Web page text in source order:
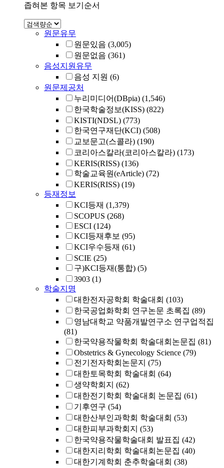
좁혀본 항목 보기순서
원문유무
원문있음 (3,005)
원문없음 (361)
음성지원유무
음성 지원 (6)
원문제공처
누리미디어(DBpia) (1,546)
한국학술정보(KISS) (822)
KISTI(NDSL) (773)
한국연구재단(KCI) (508)
교보문고(스콜라) (190)
코리아스칼라(코리아스칼라) (173)
KERIS(RISS) (136)
학술교육원(eArticle) (72)
KERIS(RISS) (19)
등재정보
KCI등재 (1,379)
SCOPUS (268)
ESCI (124)
KCI등재후보 (95)
KCI우수등재 (61)
SCIE (25)
구)KCI등재(통합) (5)
3903 (1)
학술지명
대한전자공학회 학술대회 (103)
한국공업화학회 연구논문 초록집 (89)
영남대학교 약품개발연구소 연구업적집
(81)
한국약용작물학회 학술대회논문집 (81)
Obstetrics & Gynecology Science (79)
전기전자학회논문지 (75)
대한토목학회 학술대회 (64)
생약학회지 (62)
대한전기학회 학술대회 논문집 (61)
기후연구 (54)
대한산부인과학회 학술대회 (53)
대한피부과학회지 (53)
한국약용작물학술대회 발표집 (42)
대한지리학회 학술대회논문집 (40)
대한기계학회 춘추학술대회 (38)